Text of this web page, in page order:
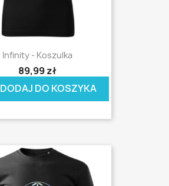
Infinity - Koszulka
89,99 zł
DODAJ DO KOSZYKA